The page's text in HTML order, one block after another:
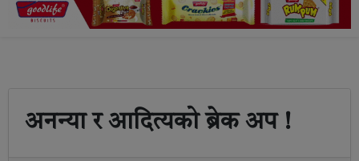
अनन्या र आदित्यको ब्रेक अप !